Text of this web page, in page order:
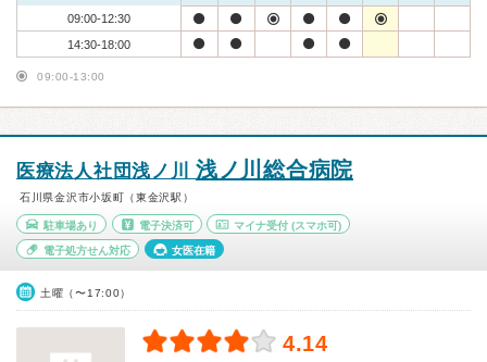
09:00-12:30
14:30-18:00
09:00-13:00
医療法人社団浅ノ川 浅ノ川総合病院
石川県金沢市小坂町（東金沢駅）
駐車場あり 電子決済可 マイナ受付 (スマホ可)
電子処方せん対応 女医在籍
土曜（〜17:00）
4.14